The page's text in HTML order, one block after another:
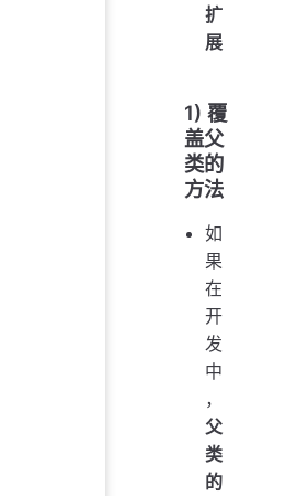
扩
展
1) 覆
盖父
类的
方法
如
果
在
开
发
中
，
父
类
的